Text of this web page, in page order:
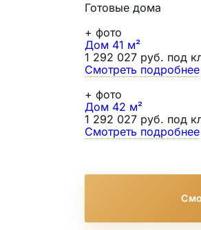
Готовые дома
+ фото
Дом 41 м²
1 292 027 руб. под
Смотреть подробнее
+ фото
Дом 42 м²
1 292 027 руб. под
Смотреть подробнее